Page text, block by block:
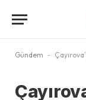
Gündem -